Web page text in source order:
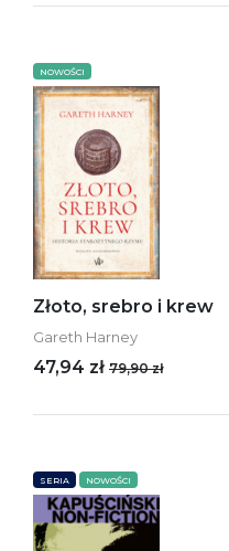
NOWOŚCI
Złoto, srebro i krew
Gareth Harney
47,94 zł 79,90 zł
SERIA NOWOŚCI